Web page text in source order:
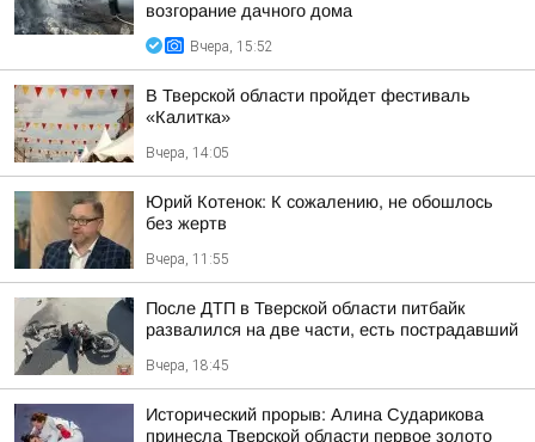
возгорание дачного дома
Вчера, 15:52
В Тверской области пройдет фестиваль
«Калитка»
Вчера, 14:05
Юрий Котенок: К сожалению, не обошлось
без жертв
Вчера, 11:55
После ДТП в Тверской области питбайк
развалился на две части, есть пострадавший
Вчера, 18:45
Исторический прорыв: Алина Сударикова
принесла Тверской области первое золото